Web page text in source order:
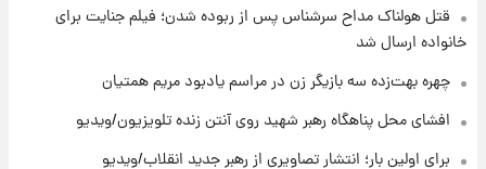
۱۲ ساعت پیش
۱۳ ساعت پیش
مرداد ۱۴۰۵ +جدول
قتل هولناک مداح سرشناس پس از ربوده شدن؛ فیلم جنایت برای
خانواده ارسال شد
چهره بهت‌زده سه بازیگر زن در مراسم یادبود مریم همتیان
افشای محل پناهگاه‌ رهبر شهید روی آنتن زنده تلویزیون/ویدیو
برای اولین بار؛ انتشار تصاویری از رهبر جدید انقلاب/ویدیو